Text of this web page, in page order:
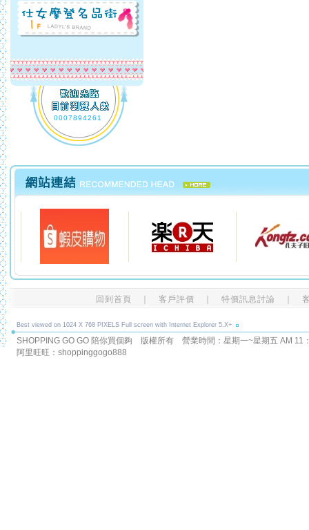
0007894261
回到首頁 客戶評價 特價訊息討論
Best viewed on 1024 X 768 PIXELS Full screen with Internet Explorer 5.X+
SHOPPING GO GO 陪你買個夠 版權所有 營業時間：星期一~星期五 AM
阿里旺旺：shoppinggogo888